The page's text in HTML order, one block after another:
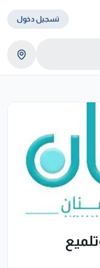
تسجيل دخول